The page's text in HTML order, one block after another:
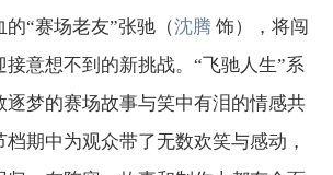
“赛场老友”张驰（沈腾 饰），将闯
接意想不到的新挑战。“飞驰人生”系
逐梦的赛场故事与笑中有泪的情感共
期中为观众带了无数欢笑与感动，